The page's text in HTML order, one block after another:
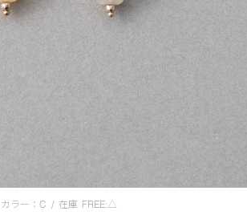
カラー：C / 在庫 FREE:△